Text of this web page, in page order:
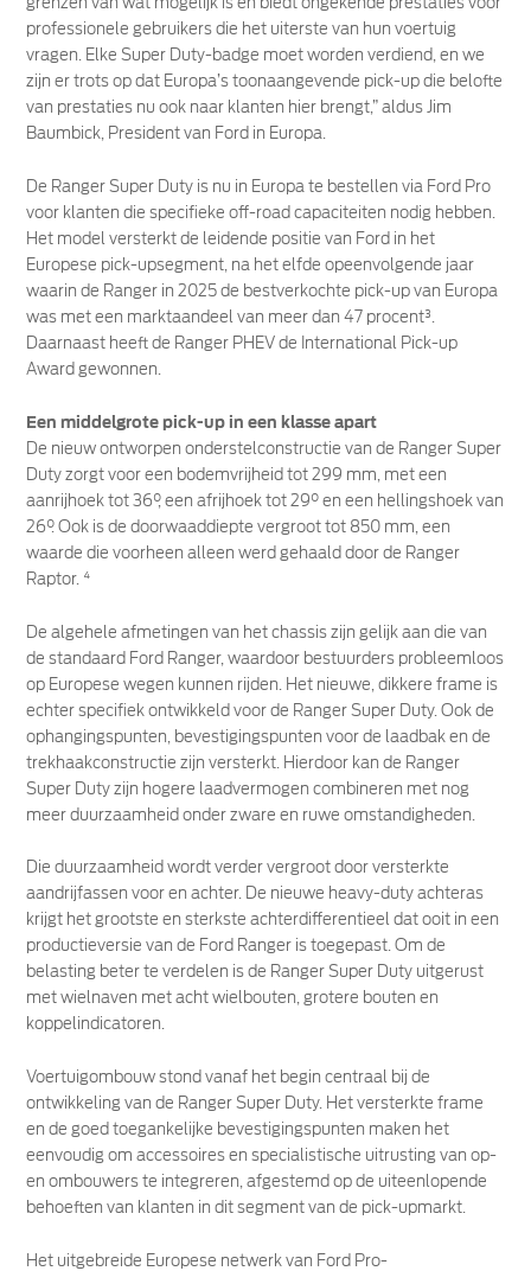
professionele gebruikers die het uiterste van hun voertuig
vragen. Elke Super Duty-badge moet worden verdiend, en we
zijn er trots op dat Europa’s toonaangevende pick-up die belofte
van prestaties nu ook naar klanten hier brengt,” aldus Jim
Baumbick, President van Ford in Europa.
De Ranger Super Duty is nu in Europa te bestellen via Ford Pro
voor klanten die specifieke off-road capaciteiten nodig hebben.
Het model versterkt de leidende positie van Ford in het
Europese pick-upsegment, na het elfde opeenvolgende jaar
waarin de Ranger in 2025 de bestverkochte pick-up van Europa
was met een marktaandeel van meer dan 47 procent³.
Daarnaast heeft de Ranger PHEV de International Pick-up
Award gewonnen.
Een middelgrote pick-up in een klasse apart
De nieuw ontworpen onderstelconstructie van de Ranger Super
Duty zorgt voor een bodemvrijheid tot 299 mm, met een
aanrijhoek tot 36°, een afrijhoek tot 29° en een hellingshoek van
26°. Ook is de doorwaaddiepte vergroot tot 850 mm, een
waarde die voorheen alleen werd gehaald door de Ranger
Raptor. ⁴
De algehele afmetingen van het chassis zijn gelijk aan die van
de standaard Ford Ranger, waardoor bestuurders probleemloos
op Europese wegen kunnen rijden. Het nieuwe, dikkere frame is
echter specifiek ontwikkeld voor de Ranger Super Duty. Ook de
ophangingspunten, bevestigingspunten voor de laadbak en de
trekhaakconstructie zijn versterkt. Hierdoor kan de Ranger
Super Duty zijn hogere laadvermogen combineren met nog
meer duurzaamheid onder zware en ruwe omstandigheden.
Die duurzaamheid wordt verder vergroot door versterkte
aandrijfassen voor en achter. De nieuwe heavy-duty achteras
krijgt het grootste en sterkste achterdifferentieel dat ooit in een
productieversie van de Ford Ranger is toegepast. Om de
belasting beter te verdelen is de Ranger Super Duty uitgerust
met wielnaven met acht wielbouten, grotere bouten en
koppelindicatoren.
Voertuigombouw stond vanaf het begin centraal bij de
ontwikkeling van de Ranger Super Duty. Het versterkte frame
en de goed toegankelijke bevestigingspunten maken het
eenvoudig om accessoires en specialistische uitrusting van op-
en ombouwers te integreren, afgestemd op de uiteenlopende
behoeften van klanten in dit segment van de pick-upmarkt.
Het uitgebreide Europese netwerk van Ford Pro-